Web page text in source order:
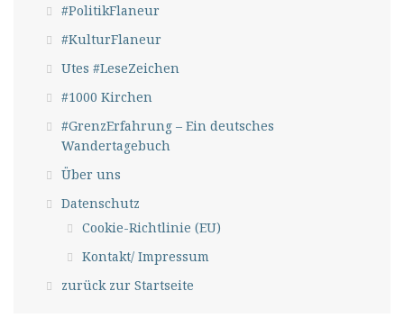
#PolitikFlaneur
#KulturFlaneur
Utes #LeseZeichen
#1000 Kirchen
#GrenzErfahrung – Ein deutsches
Wandertagebuch
Über uns
Datenschutz
Cookie-Richtlinie (EU)
Kontakt/ Impressum
zurück zur Startseite